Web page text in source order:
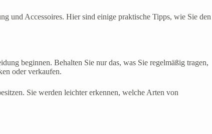
und Accessoires. Hier sind einige praktische Tipps, wie Sie den
beginnen. Behalten Sie nur das, was Sie regelmäßig tragen,
oder verkaufen.
Sie werden leichter erkennen, welche Arten von